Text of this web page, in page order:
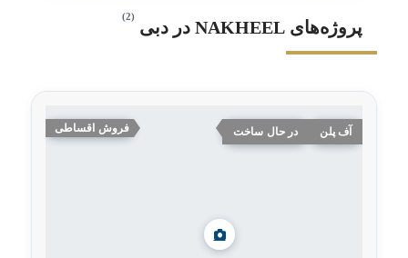
پروژه‌های NAKHEEL در دبی
آف پلن در حال ساخت فروش اقساطی